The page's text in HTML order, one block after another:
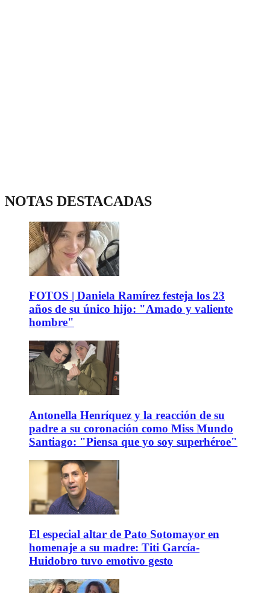
NOTAS DESTACADAS
FOTOS | Daniela Ramírez festeja los 23
años de su único hijo: "Amado y valiente
hombre"
Antonella Henríquez y la reacción de su
padre a su coronación como Miss Mundo
Santiago: "Piensa que yo soy superhéroe"
El especial altar de Pato Sotomayor en
homenaje a su madre: Titi García-
Huidobro tuvo emotivo gesto